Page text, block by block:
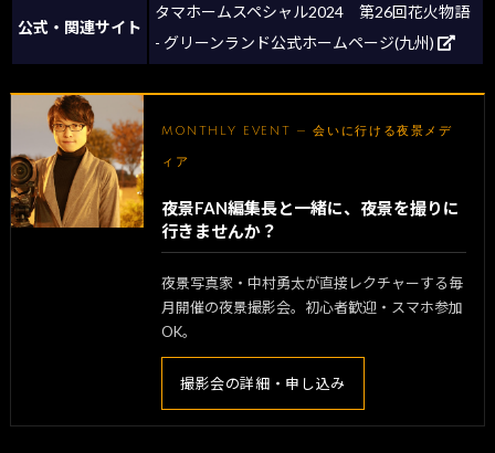
公式・関連サイト
タマホームスペシャル2024 第26回花火物語
- グリーンランド公式ホームページ(九州)
MONTHLY EVENT — 会いに行ける夜景メデ
ィア
夜景FAN編集長と一緒に、夜景を撮りに
行きませんか？
夜景写真家・中村勇太が直接レクチャーする毎
月開催の夜景撮影会。初心者歓迎・スマホ参加
OK。
撮影会の詳細・申し込み